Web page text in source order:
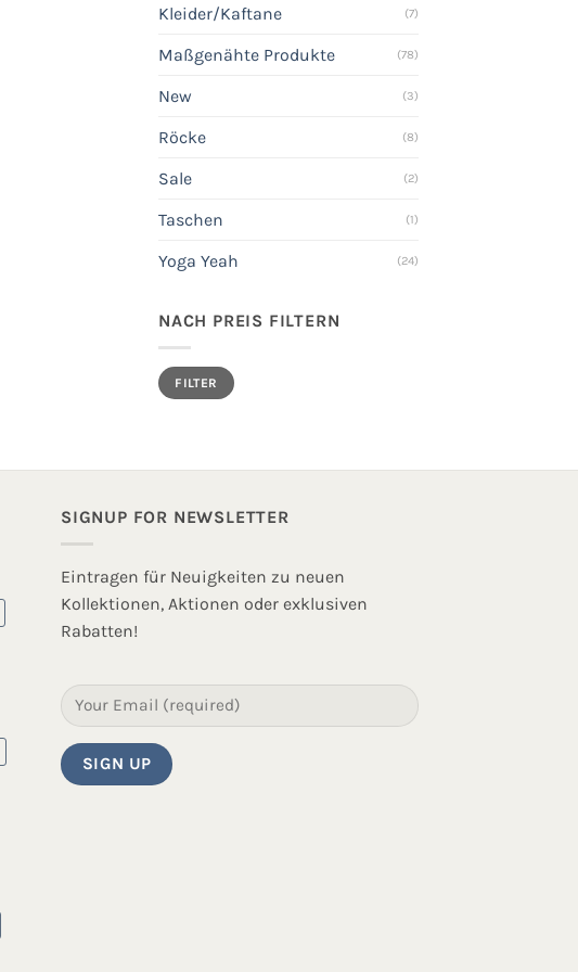
Kleider/Kaftane (7)
Maßgenähte Produkte (78)
New (3)
Röcke (8)
Sale (2)
Taschen (1)
Yoga Yeah (24)
NACH PREIS FILTERN
Min.
Preis
Max.
PreisFILTER
SIGNUP FOR NEWSLETTER
Eintragen für Neuigkeiten zu neuen
Kollektionen, Aktionen oder exklusiven
Rabatten!